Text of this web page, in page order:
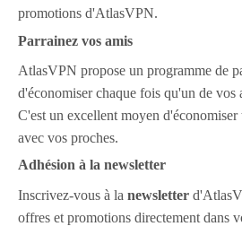
promotions d'AtlasVPN.
Parrainez vos amis
AtlasVPN propose un programme de
d'économiser chaque fois qu'un de
C'est un excellent moyen
avec vos proches.
Adhésion à la newsletter
Inscrivez-vous à la newsletter
offres et promotions directement dans